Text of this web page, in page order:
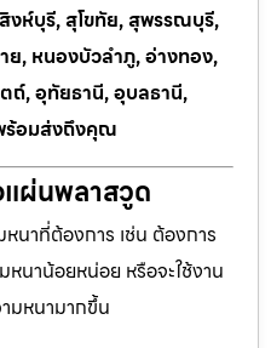
งห์บุรี, สุโขทัย, สุพรรณบุรี,
ย, หนองบัวลำภู, อ่างทอง,
ถ์, อุทัยธานี, อุบลธานี,
ร้อมส่งถึงคุณ
แผ่นพลาสวูด
นาที่ต้องการ เช่น ต้องการ
หนาน้อยหน่อย หรือจะใช้งาน
มหนามากขึ้น